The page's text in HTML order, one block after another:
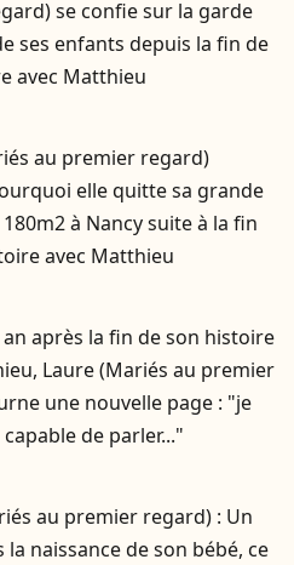
se confie sur la garde
ses enfants depuis la fin de
avec Matthieu
au premier regard)
elle quitte sa grande
à Nancy suite à la fin
avec Matthieu
après la fin de son histoire
Laure (Mariés au premier
une nouvelle page : "je
de parler..."
au premier regard) : Un
la naissance de son bébé, ce